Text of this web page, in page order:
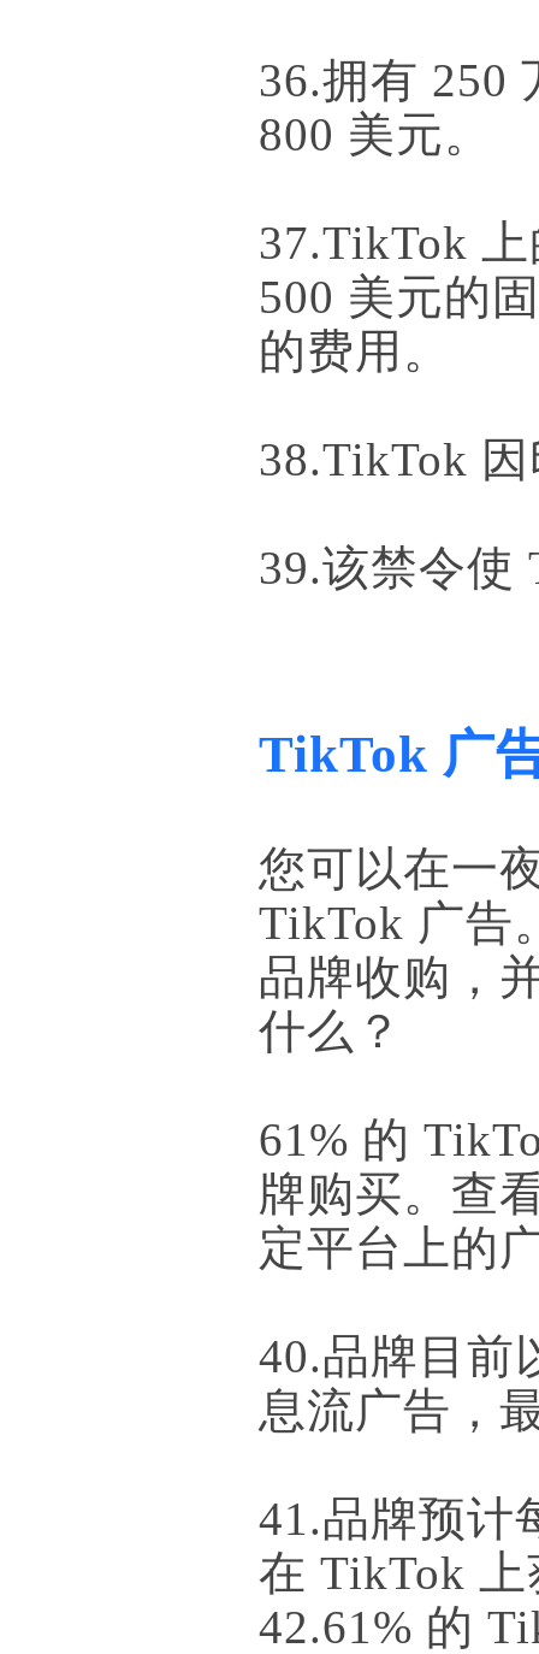
36.拥有 250
800 美元。
37.TikTok
500 美元的
的费用。
38.TikTok
39.该禁令使
TikTok 广
您可以在一
TikTok 广告
品牌收购，
什么？
61% 的
牌购买。查
定平台上的
40.品牌目前
息流广告，
41.品牌预计
在 TikTok
42.61% 的